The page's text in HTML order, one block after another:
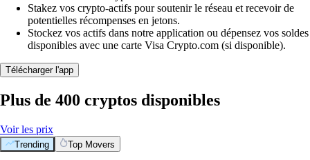
Stakez vos crypto-actifs pour soutenir le réseau et recevoir de
potentielles récompenses en jetons.
Stockez vos actifs dans notre application ou dépensez vos soldes
disponibles avec une carte Visa Crypto.com (si disponible).
Télécharger l'app
Plus de 400 cryptos disponibles
Voir les prix
Trending Top Movers